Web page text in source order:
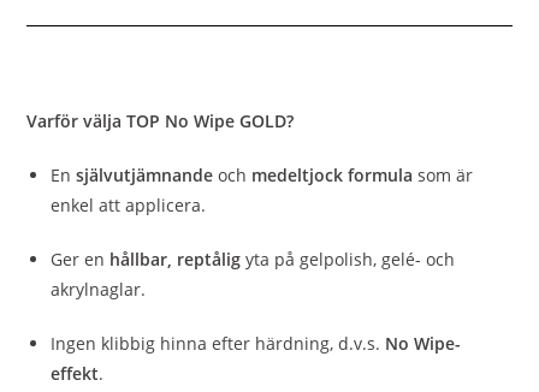
Varför välja TOP No Wipe GOLD?
Ensjälvutjämnande och medeltjock formula som är
enkel att applicera.
Ger en hållbar, reptålig yta på gelpolish, gelé- och
akrylnaglar.
Ingen klibbig hinna efter härdning, d.v.s. No Wipe-
effekt.